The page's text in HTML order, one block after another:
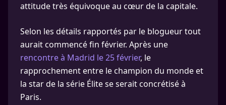
attitude très équivoque au cœur de la capitale.
Selon les détails rapportés par le blogueur tout
aurait commencé fin février. Après une
rencontre à Madrid le 25 février, le
rapprochement entre le champion du monde et
la star de la série Élite se serait concrétisé à
Paris.